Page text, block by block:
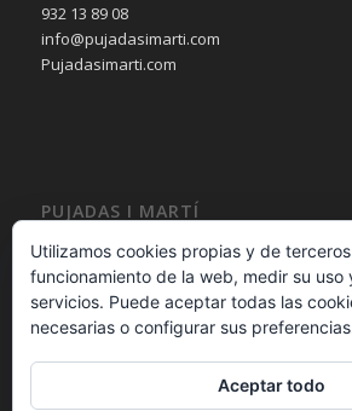
932 13 89 08
info@pujadasimarti.com
Pujadasimarti.com
PUJADAS I MARTÍ
Cortinas en Barcelona
Tendencia en cortinas
Asesoramiento en cortinas
Decoración en cortinas
Utilizamos cookies propias y de
funcionamiento de la web, medir su uso
servicios. Puede aceptar todas las
necesarias o configurar sus
Aceptar todo